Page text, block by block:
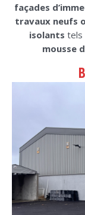
façades
travaux neufs
isolants tels
mousse
B